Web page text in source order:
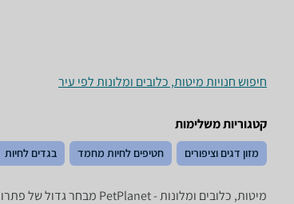
חיפוש חנויות מיטות, כלובים ומלונות לפי עיר
קטגוריות משלימות
מזון דגים וציפורים חטיפים לחיות מחמד בגדים לחיות
מיטות, כלובים ומלונות - ‏PetPlanet מבחר גדול של פתרונות שינה לחיות מחמד: מלונות, מיטות, כלובים, טרריומים, כלובי הטסה ועוד!